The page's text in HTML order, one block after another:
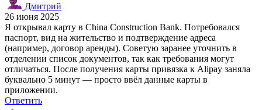
Дмитрий
26 июня 2025
Я открывал карту в China Construction Bank. Потребовался
паспорт, вид на жительство и подтверждение адреса
(например, договор аренды). Советую заранее уточнить в
отделении список документов, так как требования могут
отличаться. После получения карты привязка к Alipay заняла
буквально 5 минут — просто ввёл данные карты в
приложении.
Ответить